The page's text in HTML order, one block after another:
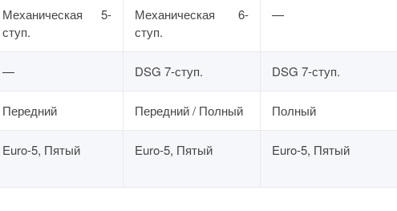
Механическая 5-
ступ.
Механическая 6-
ступ.
—
— DSG 7-ступ. DSG 7-ступ.
Передний Передний / Полный Полный
Euro-5, Пятый Euro-5, Пятый Euro-5, Пятый